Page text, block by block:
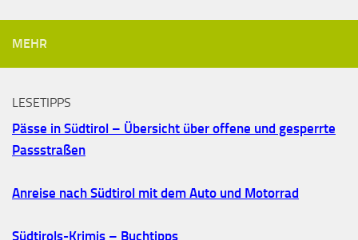
MEHR
LESETIPPS
Pässe in Südtirol – Übersicht über offene und gesperrte
Passstraßen
Anreise nach Südtirol mit dem Auto und Motorrad
Südtirols-Krimis – Buchtipps